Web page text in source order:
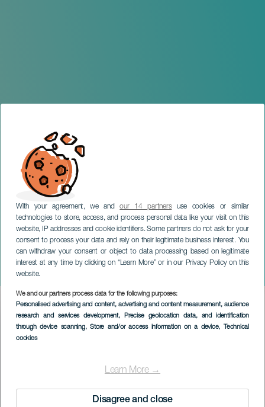
With your agreement, we andour 14 partnersuse cookies or similar
technologies to store, access, and process personal data like your visit on this
website, IP addresses and cookie identifiers. Some partners do not ask for your
consent to process your data and rely on their legitimate business interest. You
can withdraw your consent or object to data processing based on legitimate
interest at any time by clicking on “Learn More” or in our Privacy Policy on this
website.
We and our partners process data for the following purposes:
Personalised advertising and content, advertising and content measurement, audience
research and services development, Precise geolocation data, and identification
through device scanning, Store and/or access information on a device, Technical
cookies
Learn More →
Disagree and close
Pieds nus dans le parc
LANZAROTE
Imagen
Listado